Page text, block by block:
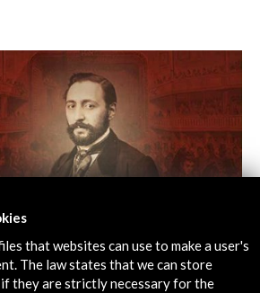
that websites can use to make a user's
The law states that we can store
they are strictly necessary for the